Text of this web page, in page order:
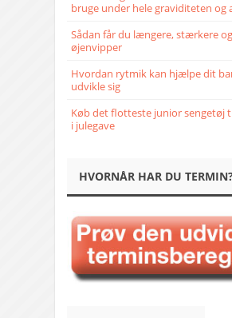
bruge under hele graviditeten og
Sådan får du længere, stærkere
øjenvipper
Hvordan rytmik kan hjælpe dit
udvikle sig
Køb det flotteste junior sengetøj
i julegave
HVORNÅR HAR DU